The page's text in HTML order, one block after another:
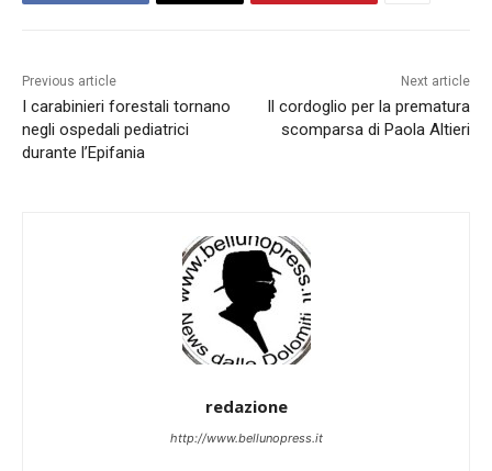
Previous article
I carabinieri forestali tornano
negli ospedali pediatrici
durante l’Epifania
Next article
Il cordoglio per la prematura
scomparsa di Paola Altieri
redazione
http://www.bellunopress.it